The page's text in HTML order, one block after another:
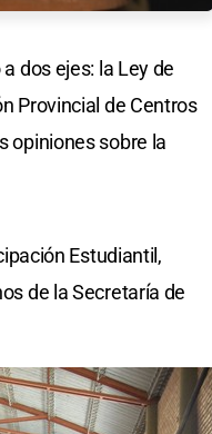
dos ejes: la Ley de
Provincial de Centros
opiniones sobre la
Estudiantil,
de la Secretaría de